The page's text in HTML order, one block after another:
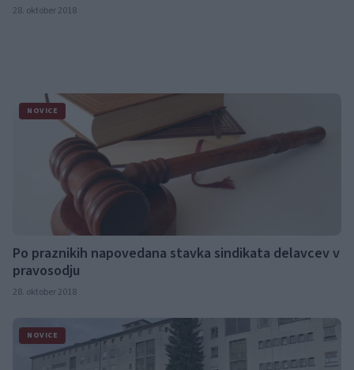
28. oktober 2018
NOVICE
Po praznikih napovedana stavka sindikata delavcev v
pravosodju
28. oktober 2018
NOVICE